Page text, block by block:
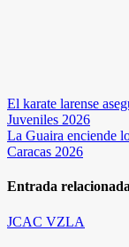
Navegación
de
entradas
El karate larense
Juveniles 2026
La Guaira enciende
Caracas 2026
Entrada relacionada
JCAC VZLA